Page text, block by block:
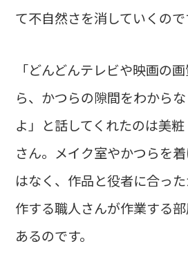
て不自然さを消していくので
「どんどんテレビや映画の
ら、かつらの隙間をわから
よ」と話してくれたのは美
さん。メイク室やかつらを
はなく、作品と役者に合っ
作する職人さんが作業する
あるのです。